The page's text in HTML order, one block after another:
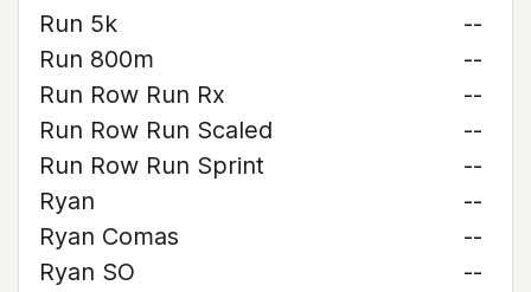
Run 5k
--
Run 800m
--
Run Row Run Rx
--
Run Row Run Scaled
--
Run Row Run Sprint
--
Ryan
--
Ryan Comas
--
Ryan SO
--